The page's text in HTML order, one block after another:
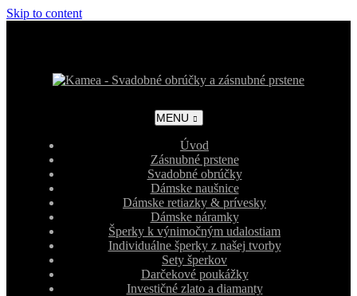
Skip to content
MENU
Úvod
Zásnubné prstene
Svadobné obrúčky
Dámske naušnice
Dámske retiazky & prívesky
Dámske náramky
Šperky k výnimočným udalostiam
Individuálne šperky z našej tvorby
Sety šperkov
Darčekové poukážky
Investičné zlato a diamanty